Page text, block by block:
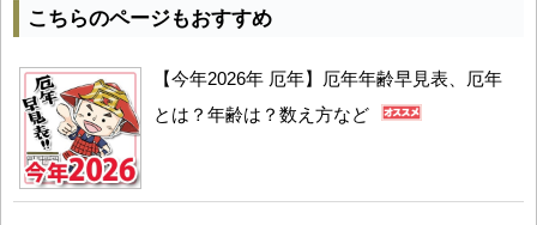
こちらのページもおすすめ
【今年2026年 厄年】厄年年齢早見表、厄年
とは？年齢は？数え方など